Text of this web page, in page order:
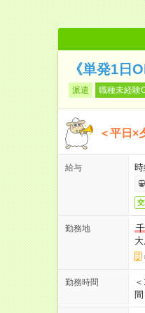
《単発1日
派遣 職種未経験
＜平日×
給与
勤務地
勤務時間
間